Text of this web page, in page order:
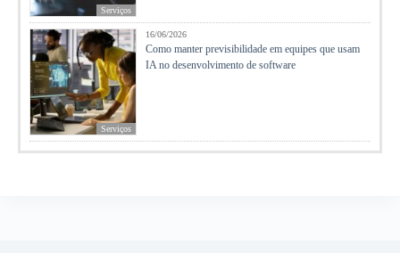
Serviços
Serviços
16/06/2026
Como manter previsibilidade em equipes que usam
IA no desenvolvimento de software